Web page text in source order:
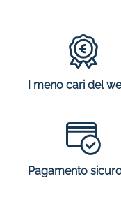
I meno cari del
Pagamento